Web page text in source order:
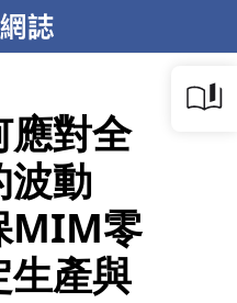
應對全
波動
MIM零
生產與